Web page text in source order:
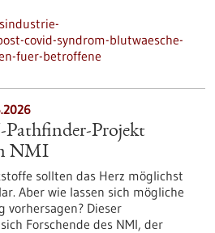
covid-syndrom-blutwaesche-
fuer-betroffene
Projekt
NMI
sollten das Herz möglichst
Aber wie lassen sich mögliche
vorhersagen? Dieser
Forschende des NMI, der